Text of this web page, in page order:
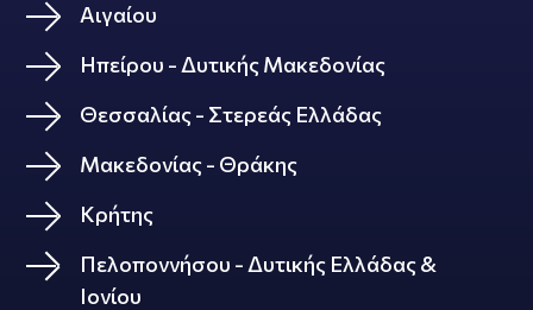
Αιγαίου
Ηπείρου - Δυτικής Μακεδονίας
Θεσσαλίας - Στερεάς Ελλάδας
Μακεδονίας - Θράκης
Κρήτης
Πελοποννήσου - Δυτικής Ελλάδας &
Ιονίου